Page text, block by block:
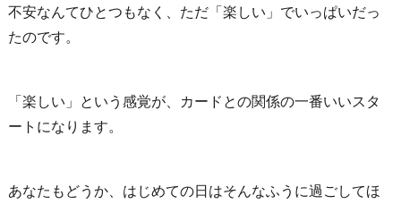
不安なんてひとつもなく、ただ「楽しい」でいっぱいだっ
たのです。
「楽しい」という感覚が、カードとの関係の一番いいスタ
ートになります。
あなたもどうか、はじめての日はそんなふうに過ごしてほ